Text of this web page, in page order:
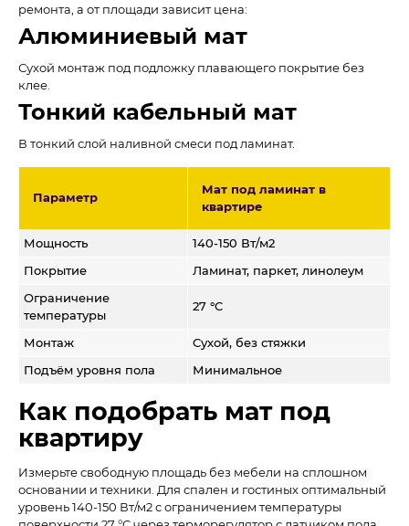
ремонта, а от площади зависит цена:
Алюминиевый мат
Сухой монтаж под подложку плавающего покрытие без
клее.
Тонкий кабельный мат
В тонкий слой наливной смеси под ламинат.
Параметр
Мат под ламинат в
квартире
Мощность
140-150 Вт/м2
Покрытие
Ламинат, паркет, линолеум
Ограничение
температуры
27 °C
Монтаж
Сухой, без стяжки
Подъём уровня пола
Минимальное
Как подобрать мат под
квартиру
Измерьте свободную площадь без мебели на сплошном
основании и техники. Для спален и гостиных оптимальный
уровень 140-150 Вт/м2 с ограничением температуры